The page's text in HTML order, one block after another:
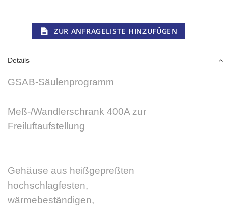
ZUR ANFRAGELISTE HINZUFÜGEN
Details
GSAB-Säulenprogramm
Meß-/Wandlerschrank 400A zur
Freiluftaufstellung
Gehäuse aus heißgepreßten
hochschlagfesten,
wärmebeständigen,